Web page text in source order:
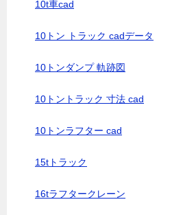
10t車cad
10トン トラック cadデータ
10トンダンプ 軌跡図
10トントラック 寸法 cad
10トンラフター cad
15tトラック
16tラフタークレーン